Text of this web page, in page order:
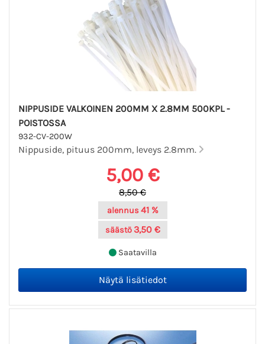
NIPPUSIDE VALKOINEN 200MM X 2.8MM 500KPL -
POISTOSSA
932-CV-200W
Nippuside, pituus 200mm, leveys 2.8mm.
5,00 €
8,50 €
alennus 41 %
säästö 3,50 €
Saatavilla